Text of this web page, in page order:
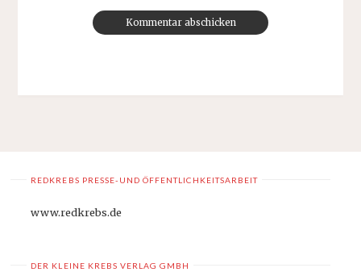
REDKREBS PRESSE-UND ÖFFENTLICHKEITSARBEIT
www.redkrebs.de
DER KLEINE KREBS VERLAG GMBH